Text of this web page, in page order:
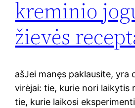
kreminio
žievės
ašJei manęs paklausite, yra
virėjai: tie, kurie nori laikytis
tie, kurie laikosi